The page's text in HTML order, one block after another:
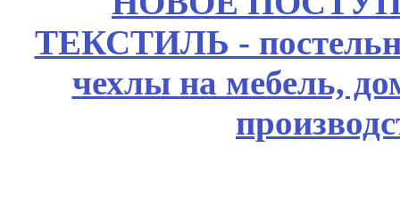
ТЕКСТИЛЬ -
чехлы на мебель,